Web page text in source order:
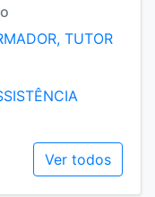
TUTOR
Ver todos